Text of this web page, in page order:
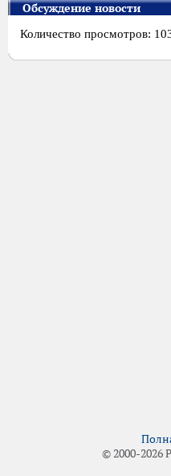
Обсуждение новости
Количество просмотров:
© 2000-2026